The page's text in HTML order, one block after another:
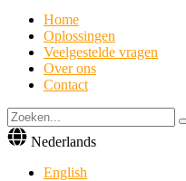
Home
Oplossingen
Veelgestelde vragen
Over ons
Contact
Nederlands
English